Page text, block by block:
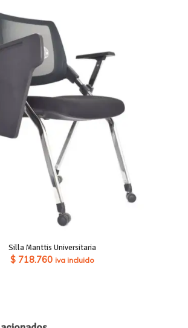
hasta
$ 293.930
Silla Manttis Universitaria
$ 718.760 iva incluido